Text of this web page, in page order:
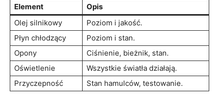
Element
Opis
Olej silnikowy
Poziom i jakość.
Płyn chłodzący
Poziom i stan.
Opony
Ciśnienie, bieżnik, stan.
Oświetlenie
Wszystkie światła działają.
Przyczepność
Stan hamulców, testowanie.